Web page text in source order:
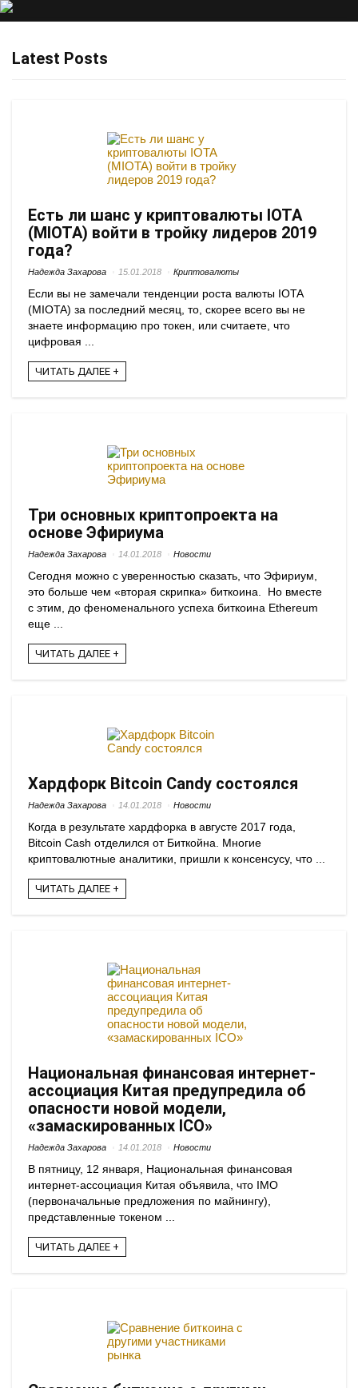
Latest Posts
Есть ли шанс у криптовалюты IOTA
(MIOTA) войти в тройку лидеров 2019
года?
Надежда Захарова 15.01.2018 Криптовалюты
Если вы не замечали тенденции роста валюты IOTA
(MIOTA) за последний месяц, то, скорее всего вы не
знаете информацию про токен, или считаете, что
цифровая ...
ЧИТАТЬ ДАЛЕЕ +
Три основных криптопроекта на
основе Эфириума
Надежда Захарова 14.01.2018 Новости
Сегодня можно с уверенностью сказать, что Эфириум,
это больше чем «вторая скрипка» биткоина. Но вместе
с этим, до феноменального успеха биткоина Ethereum
еще ...
ЧИТАТЬ ДАЛЕЕ +
Хардфорк Bitcoin Candy состоялся
Надежда Захарова 14.01.2018 Новости
Когда в результате хардфорка в августе 2017 года,
Bitcoin Cash отделился от Биткойна. Многие
криптовалютные аналитики, пришли к консенсусу, что ...
ЧИТАТЬ ДАЛЕЕ +
Национальная финансовая интернет-
ассоциация Китая предупредила об
опасности новой модели,
«замаскированных ICO»
Надежда Захарова 14.01.2018 Новости
В пятницу, 12 января, Национальная финансовая
интернет-ассоциация Китая объявила, что IMO
(первоначальные предложения по майнингу),
представленные токеном ...
ЧИТАТЬ ДАЛЕЕ +